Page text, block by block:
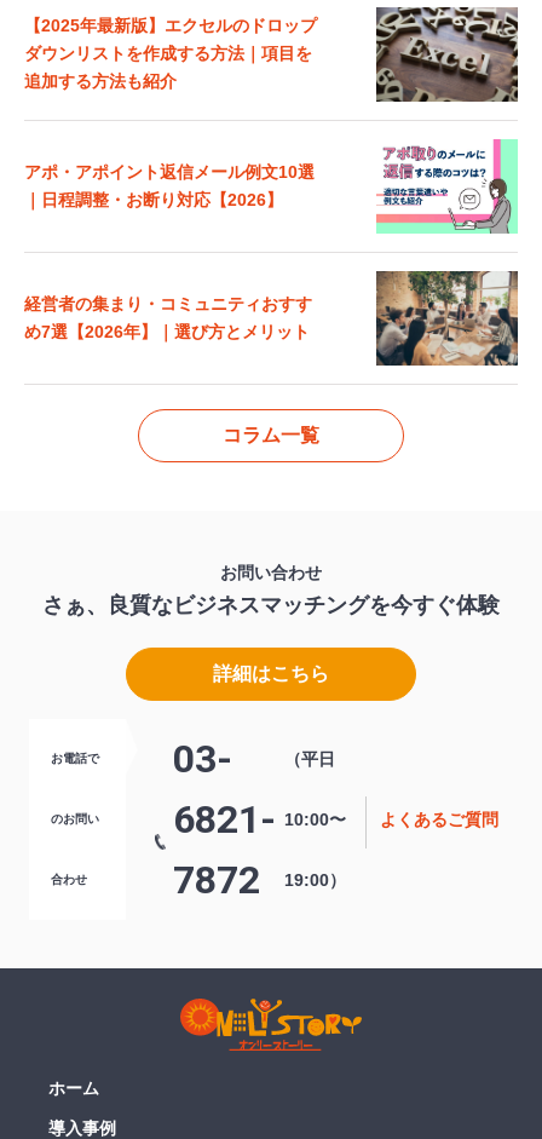
【2025年最新版】エクセルのドロップ
ダウンリストを作成する方法｜項目を
追加する方法も紹介
アポ・アポイント返信メール例文10選
｜日程調整・お断り対応【2026】
経営者の集まり・コミュニティおすす
め7選【2026年】｜選び方とメリット
コラム一覧
お問い合わせ
さぁ、良質なビジネスマッチングを今すぐ体験
詳細はこちら
お電話で
のお問い
合わせ
03-
6821-
7872
（平日
10:00〜
19:00）
よくあるご質問
ホーム
導入事例